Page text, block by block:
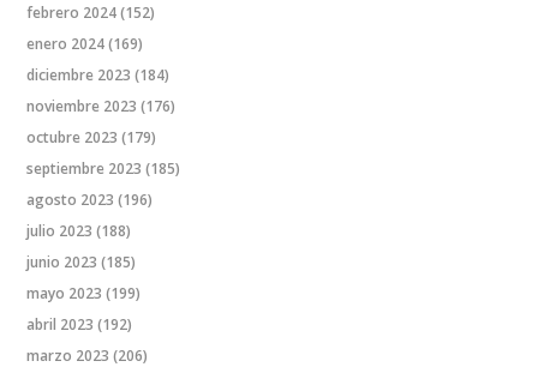
febrero 2024(152)
enero 2024(169)
diciembre 2023 (184)
noviembre 2023 (176)
octubre 2023 (179)
septiembre 2023 (185)
agosto 2023 (196)
julio 2023 (188)
junio 2023 (185)
mayo 2023 (199)
abril 2023 (192)
marzo 2023 (206)